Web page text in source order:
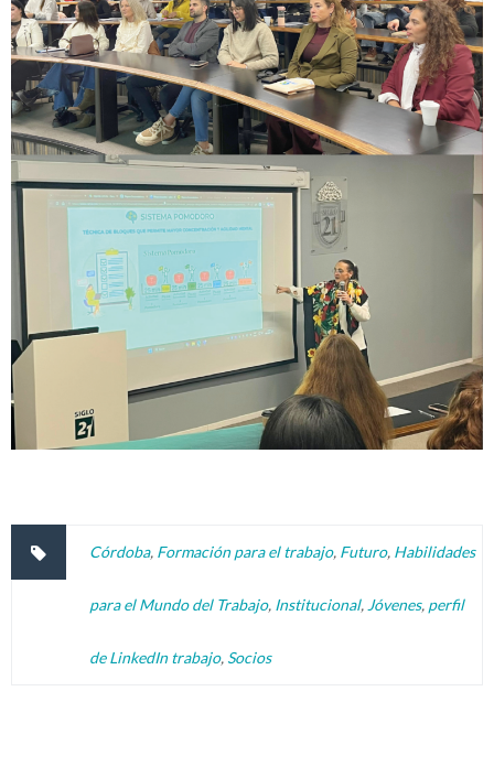
Córdoba, Formación para el trabajo, Futuro, Habilidades
para el Mundo del Trabajo, Institucional, Jóvenes, perfil
de LinkedIn trabajo, Socios